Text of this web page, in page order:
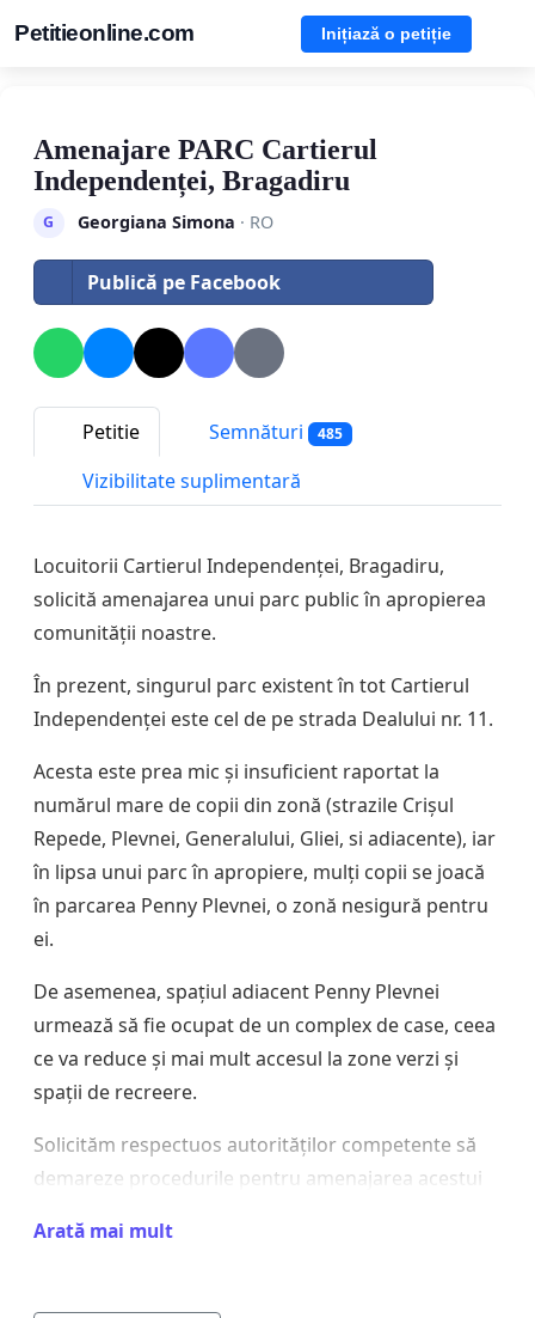
Petitieonline.com Inițiază o petiție
Amenajare PARC Cartierul
Independenței, Bragadiru
G Georgiana Simona · RO
Publică pe Facebook
Petitie Semnături 485
Vizibilitate suplimentară
Locuitorii Cartierul Independenței, Bragadiru,
solicită amenajarea unui parc public în apropierea
comunității noastre.
În prezent, singurul parc existent în tot Cartierul
Independenței este cel de pe strada Dealului nr. 11.
Acesta este prea mic și insuficient raportat la
numărul mare de copii din zonă (strazile Crișul
Repede, Plevnei, Generalului, Gliei, si adiacente), iar
în lipsa unui parc în apropiere, mulți copii se joacă
în parcarea Penny Plevnei, o zonă nesigură pentru
ei.
De asemenea, spațiul adiacent Penny Plevnei
urmează să fie ocupat de un complex de case, ceea
ce va reduce și mai mult accesul la zone verzi și
spații de recreere.
Solicităm respectuos autorităților competente să
demareze procedurile pentru amenajarea acestui
dezvoltarea armonioasă a zonei.
Arată mai mult